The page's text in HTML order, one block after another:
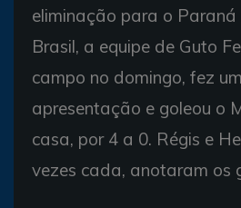
eliminação para o
Brasil, a equipe de Guto
campo no domingo, fez
apresentação e goleou o
casa, por 4 a 0. Régis e
vezes cada, anotaram os